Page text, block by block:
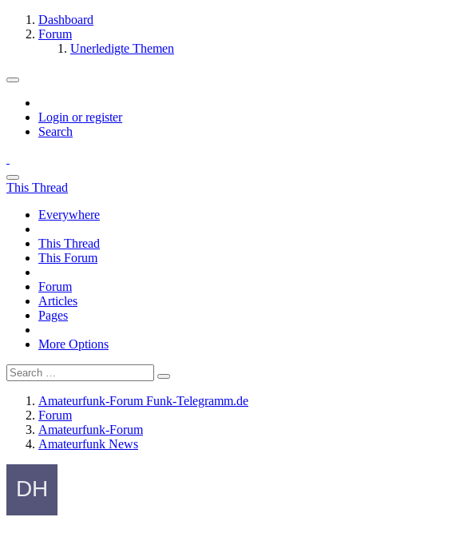
Dashboard
Forum
Unerledigte Themen
Login or register
Search
This Thread
Everywhere
This Thread
This Forum
Forum
Articles
Pages
More Options
Amateurfunk-Forum Funk-Telegramm.de
Forum
Amateurfunk-Forum
Amateurfunk News